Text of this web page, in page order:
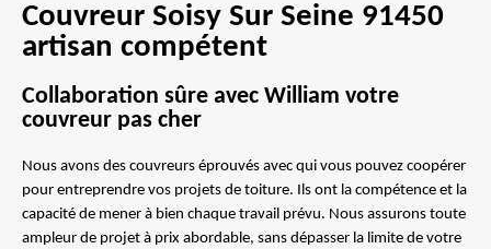
Couvreur Soisy Sur Seine 91450
artisan compétent
Collaboration sûre avec William votre
couvreur pas cher
Nous avons des couvreurs éprouvés avec qui vous pouvez coopérer
pour entreprendre vos projets de toiture. Ils ont la compétence et la
capacité de mener à bien chaque travail prévu. Nous assurons toute
ampleur de projet à prix abordable, sans dépasser la limite de votre